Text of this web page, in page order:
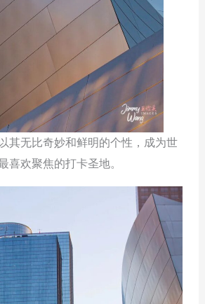
其无比奇妙和鲜明的个性，成为世
喜欢聚焦的打卡圣地。